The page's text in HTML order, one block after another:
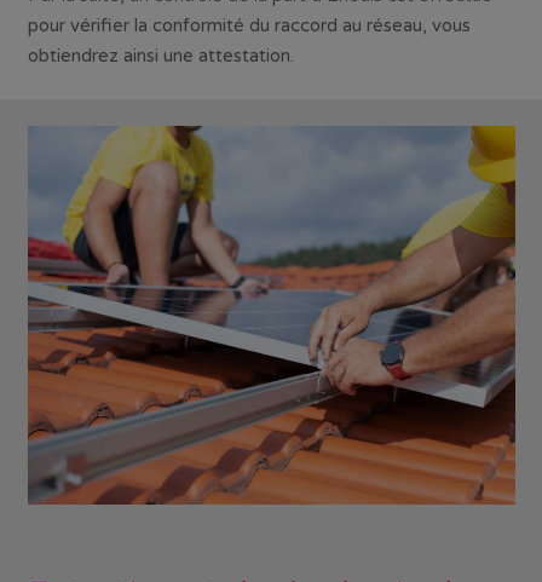
pour vérifier la conformité du raccord au réseau, vous
obtiendrez ainsi une attestation.